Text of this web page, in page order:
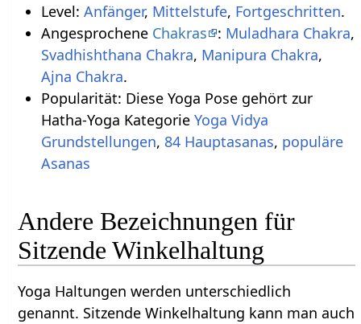
Level: Anfänger, Mittelstufe, Fortgeschritten.
Angesprochene Chakras : Muladhara Chakra,
Svadhishthana Chakra, Manipura Chakra,
Ajna Chakra.
Popularität: Diese Yoga Pose gehört zur
Hatha-Yoga Kategorie Yoga Vidya
, 84 Hauptasanas, populäre
Asanas
Andere Bezeichnungen für
Sitzende Winkelhaltung
Yoga Haltungen werden unterschiedlich
genannt. Sitzende Winkelhaltung kann man auch